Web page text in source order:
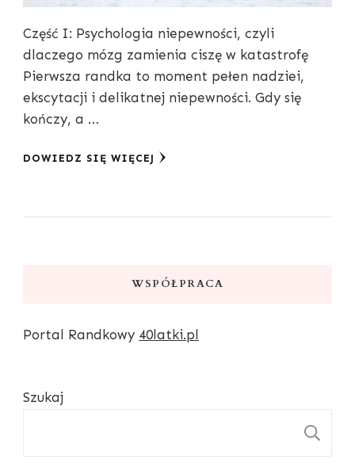
Część I: Psychologia niepewności, czyli
dlaczego mózg zamienia ciszę w katastrofę
Pierwsza randka to moment pełen nadziei,
ekscytacji i delikatnej niepewności. Gdy się
kończy, a …
DOWIEDZ SIĘ WIĘCEJ
WSPÓŁPRACA
Portal Randkowy 40latki.pl
Szukaj